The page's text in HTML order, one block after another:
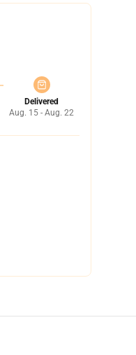
Delivered
Aug. 15 - Aug. 22